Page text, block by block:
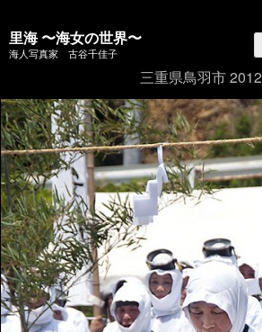
里海 〜海女の世界〜
海人写真家 古谷千佳子
三重県鳥羽市 2012